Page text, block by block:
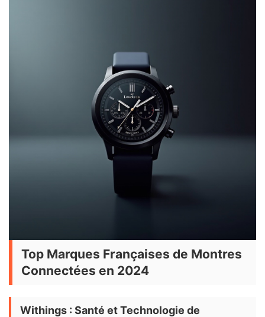
Top Marques Françaises de Montres
Connectées en 2024
Withings : Santé et Technologie de